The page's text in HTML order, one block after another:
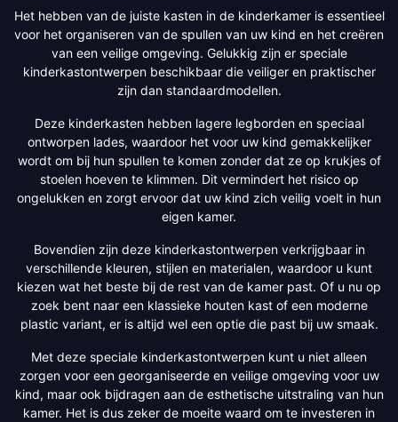
Het hebben van de juiste kasten in de kinderkamer is essentieel
voor het organiseren van de spullen van uw kind en het creëren
van een veilige omgeving. Gelukkig zijn er speciale
kinderkastontwerpen beschikbaar die veiliger en praktischer
zijn dan standaardmodellen.
Deze kinderkasten hebben lagere legborden en speciaal
ontworpen lades, waardoor het voor uw kind gemakkelijker
wordt om bij hun spullen te komen zonder dat ze op krukjes of
stoelen hoeven te klimmen. Dit vermindert het risico op
ongelukken en zorgt ervoor dat uw kind zich veilig voelt in hun
eigen kamer.
Bovendien zijn deze kinderkastontwerpen verkrijgbaar in
verschillende kleuren, stijlen en materialen, waardoor u kunt
kiezen wat het beste bij de rest van de kamer past. Of u nu op
zoek bent naar een klassieke houten kast of een moderne
plastic variant, er is altijd wel een optie die past bij uw smaak.
Met deze speciale kinderkastontwerpen kunt u niet alleen
zorgen voor een georganiseerde en veilige omgeving voor uw
kind, maar ook bijdragen aan de esthetische uitstraling van hun
kamer. Het is dus zeker de moeite waard om te investeren in